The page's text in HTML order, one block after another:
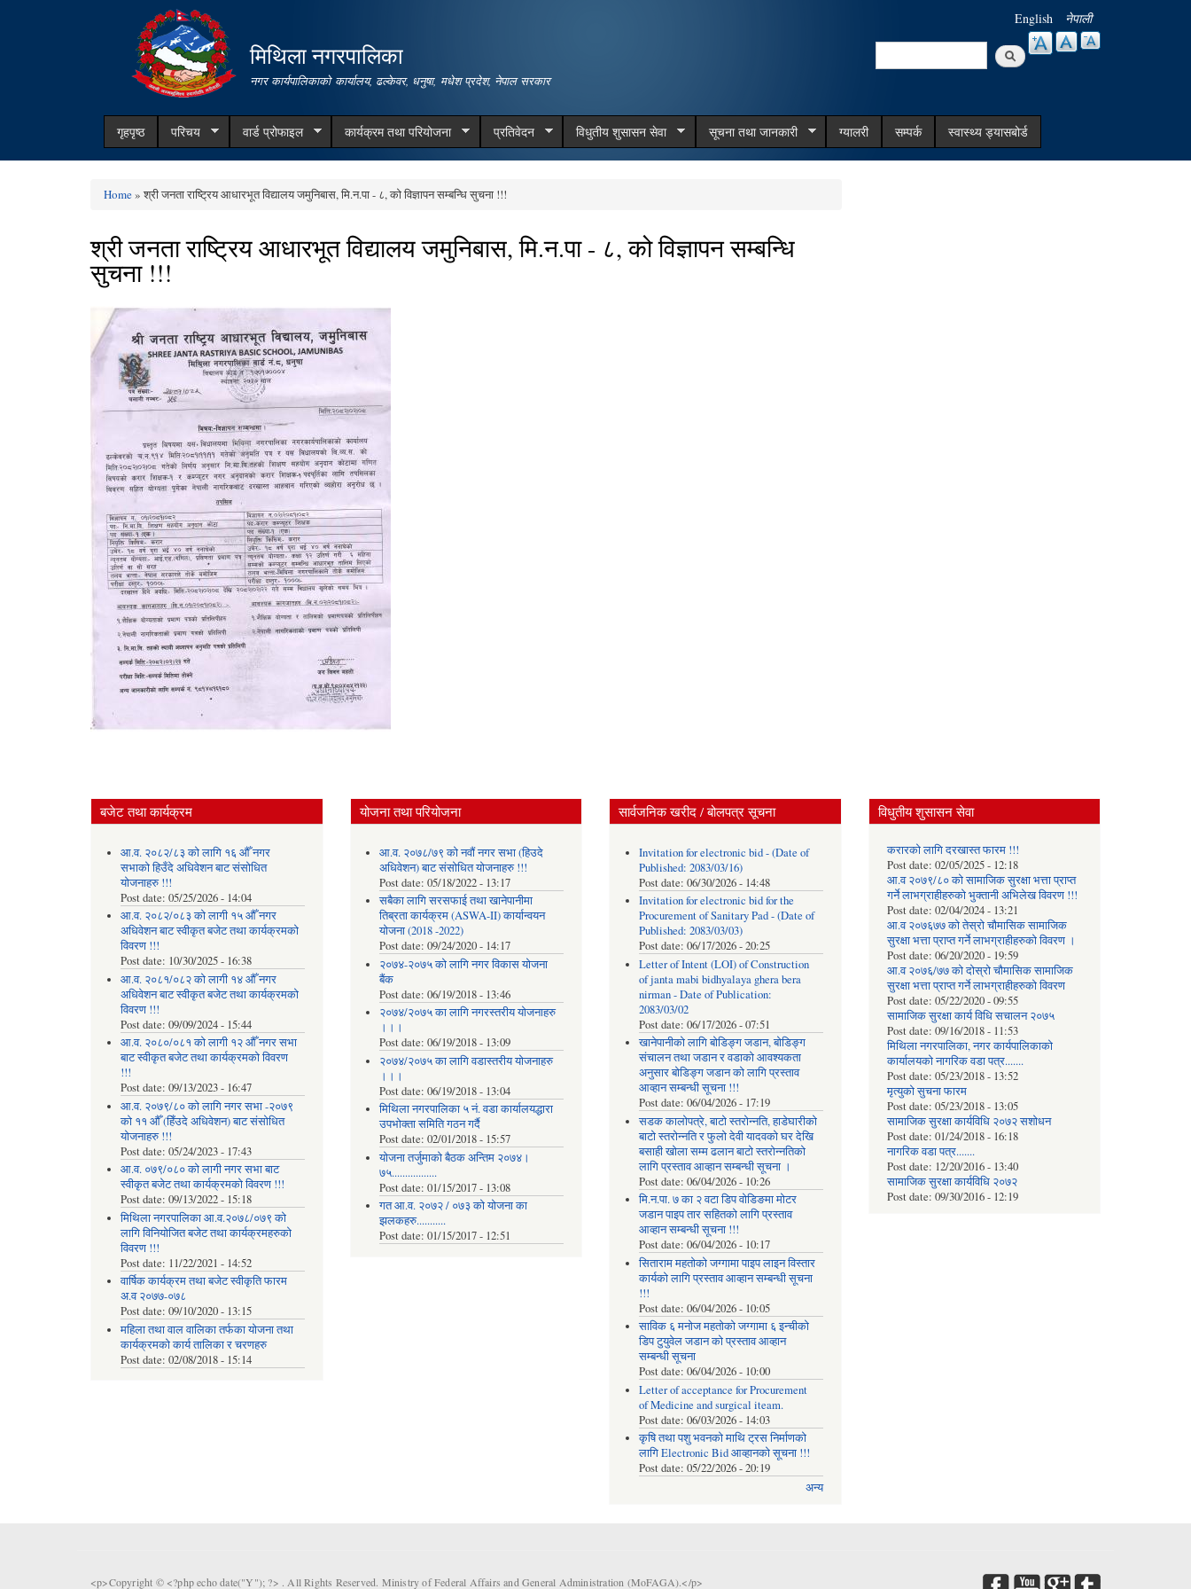
मिथिला नगरपालिका
नगर कार्यपालिकाको कार्यालय, ढल्केवर, धनुषा, मधेश प्रदेश, नेपाल सरकार
English नेपाली
Search
गृहपृष्ठ परिचय वार्ड प्रोफाइल कार्यक्रम तथा परियोजना प्रतिवेदन विधुतीय शुसासन सेवा सूचना तथा जानकारी ग्यालरी सम्पर्क स्वास्थ्य ड्यासबोर्ड
You are here
Home» श्री जनता राष्ट्रिय आधारभूत विद्यालय जमुनिबास, मि.न.पा - ८, को विज्ञापन सम्बन्धि सुचना !!!
श्री जनता राष्ट्रिय आधारभूत विद्यालय जमुनिबास, मि.न.पा - ८, को विज्ञापन सम्बन्धि
सुचना !!!
बजेट तथा कार्यक्रम
आ.व. २०८२/८३ को लागि १६ औँ नगर
सभाको हिउँदे अधिवेशन बाट संसोधित
योजनाहरु !!!
Post date: 05/25/2026 - 14:04
आ.व. २०८२/०८३ को लागी १५ औँ नगर
अधिवेशन बाट स्वीकृत बजेट तथा कार्यक्रमको
विवरण !!!
Post date: 10/30/2025 - 16:38
आ.व. २०८१/०८२ को लागी १४ औँ नगर
अधिवेशन बाट स्वीकृत बजेट तथा कार्यक्रमको
विवरण !!!
Post date: 09/09/2024 - 15:44
आ.व. २०८०/०८१ को लागी १२ औँ नगर सभा
बाट स्वीकृत बजेट तथा कार्यक्रमको विवरण
!!!
Post date: 09/13/2023 - 16:47
आ.व. २०७९/८० को लागि नगर सभा -२०७९
को ११ औँ (हिँउदे अधिवेशन) बाट संसोधित
योजनाहरु !!!
Post date: 05/24/2023 - 17:43
आ.व. ०७९/०८० को लागी नगर सभा बाट
स्वीकृत बजेट तथा कार्यक्रमको विवरण !!!
Post date: 09/13/2022 - 15:18
मिथिला नगरपालिका आ.व.२०७८/०७९ को
लागि विनियोजित बजेट तथा कार्यक्रमहरुको
विवरण !!!
Post date: 11/22/2021 - 14:52
वार्षिक कार्यक्रम तथा बजेट स्वीकृति फारम
अ.व २०७७-०७८
Post date: 09/10/2020 - 13:15
महिला तथा वाल वालिका तर्फका याेजना तथा
कार्यक्रमकाे कार्य तालिका र चरणहरु
Post date: 02/08/2018 - 15:14
योजना तथा परियोजना
आ.व. २०७८/७९ को नवौं नगर सभा (हिउदे
अधिवेशन) बाट संसोधित योजनाहरु !!!
Post date:05/18/2022 - 13:17
सबैका लागि सरसफाई तथा खानेपानीमा
तिब्रता कार्यक्रम (ASWA-II) कार्यान्वयन
योजना (2018 -2022)
Post date:09/24/2020 - 14:17
२०७४-२०७५ को लागि नगर विकास योजना
बैंक
Post date:06/19/2018 - 13:46
२०७४/२०७५ का लागि नगरस्तरीय योजनाहरु
।।।
Post date:06/19/2018 - 13:09
२०७४/२०७५ का लागि वडास्तरीय योजनाहरु
।।।
Post date:06/19/2018 - 13:04
मिथिला नगरपालिका ५ नं. वडा कार्यालयद्धारा
उपभोक्ता समिति गठन गर्दै
Post date:02/01/2018 - 15:57
याेजना तर्जुमाकाे बैठक अन्तिम २०७४।
७५.................
Post date:01/15/2017 - 13:08
गत आ.व. २०७२ / ०७३ को योजना का
झलकहरु...........
Post date:01/15/2017 - 12:51
सार्वजनिक खरीद / बोलपत्र सूचना
Invitation for electronic bid - (Date of
Published: 2083/03/16)
Post date: 06/30/2026 - 14:48
Invitation for electronic bid for the
Procurement of Sanitary Pad - (Date of
Published: 2083/03/03)
Post date: 06/17/2026 - 20:25
Letter of Intent (LOI) of Construction
of janta mabi bidhyalaya ghera bera
nirman - Date of Publication:
2083/03/02
Post date: 06/17/2026 - 07:51
खानेपानीको लागि बोडिङ्ग जडान, बोडिङ्ग
संचालन तथा जडान र वडाको आवश्यकता
अनुसार बोडिङ्ग जडान को लागि प्रस्ताव
आव्हान सम्बन्धी सूचना !!!
Post date: 06/04/2026 - 17:19
सडक कालोपत्रे, बाटो स्तरोन्नति, हाडेघारीको
बाटो स्तरोन्नति र फुलो देवी यादवको घर देखि
बसाही खोला सम्म ढलान बाटो स्तरोन्नतिको
लागि प्रस्ताव आव्हान सम्बन्धी सूचना ।
Post date: 06/04/2026 - 10:26
मि.न.पा. ७ का २ वटा डिप वोडिङमा मोटर
जडान पाइप तार सहितको लागि प्रस्ताव
आव्हान सम्बन्धी सूचना !!!
Post date: 06/04/2026 - 10:17
सिताराम महतोको जग्गामा पाइप लाइन विस्तार
कार्यको लागि प्रस्ताव आव्हान सम्बन्धी सूचना
!!!
Post date: 06/04/2026 - 10:05
साविक ६ मनोज महतोको जग्गामा ६ इन्चीको
डिप टुयुवेल जडान को प्रस्ताव आव्हान
सम्बन्धी सूचना
Post date: 06/04/2026 - 10:00
Letter of acceptance for Procurement
of Medicine and surgical iteam.
Post date: 06/03/2026 - 14:03
कृषि तथा पशु भवनको माथि ट्रस निर्माणको
लागि Electronic Bid आव्हानको सूचना !!!
Post date: 05/22/2026 - 20:19
अन्य
विधुतीय शुसासन सेवा
करारको लागि दरखास्त फारम !!!
Post date: 02/05/2025 - 12:18
आ.व २०७९/८० को सामाजिक सुरक्षा भत्ता प्राप्त
गर्ने लाभग्राहीहरुको भुक्तानी अभिलेख विवरण !!!
Post date: 02/04/2024 - 13:21
आ.व २०७६७७ को तेस्रो चौमासिक सामाजिक
सुरक्षा भत्ता प्राप्त गर्ने लाभग्राहीहरुको विवरण ।
Post date: 06/20/2020 - 19:59
आ.व २०७६/७७ को दोस्रो चौमासिक सामाजिक
सुरक्षा भत्ता प्राप्त गर्ने लाभग्राहीहरुको विवरण
Post date: 05/22/2020 - 09:55
सामाजिक सुरक्षा कार्य विधि स‌चालन २०७५
Post date: 09/16/2018 - 11:53
मिथिला नगरपालिका, नगर कार्यपालिकाको
कार्यालयकाे नागरिक वडा पत्र.......
Post date: 05/23/2018 - 13:52
मृत्युको सुचना फारम
Post date: 05/23/2018 - 13:05
सामाजिक सुरक्षा कार्यविधि २०७२ स‌शाेधन
Post date: 01/24/2018 - 16:18
नागरिक वडा पत्र.......
Post date: 12/20/2016 - 13:40
सामाजिक सुरक्षा कार्यविधि २०७२
Post date: 09/30/2016 - 12:19
<p>Copyright © <?php echo date("Y"); ?> . All Rights Reserved. Ministry of Federal Affairs and General Administration (MoFAGA).</p>